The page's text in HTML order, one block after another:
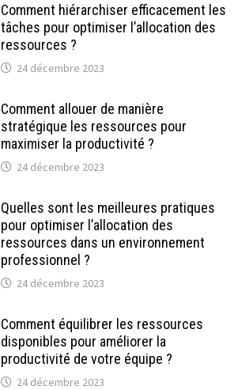
Comment hiérarchiser efficacement les
tâches pour optimiser l’allocation des
ressources ?
24 décembre 2023
Comment allouer de manière
stratégique les ressources pour
maximiser la productivité ?
24 décembre 2023
Quelles sont les meilleures pratiques
pour optimiser l’allocation des
ressources dans un environnement
professionnel ?
24 décembre 2023
Comment équilibrer les ressources
disponibles pour améliorer la
productivité de votre équipe ?
24 décembre 2023